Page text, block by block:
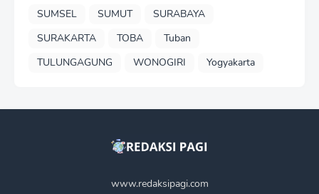
SUMSEL
SUMUT
SURABAYA
SURAKARTA
TOBA
Tuban
TULUNGAGUNG
WONOGIRI Yogyakarta
www.redaksipagi.com